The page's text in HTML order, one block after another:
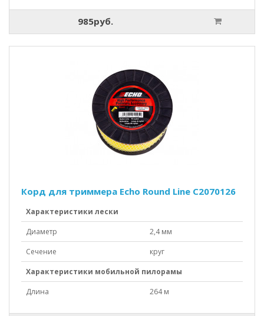
985руб.
Корд для триммера Echo Round Line C2070126
Характеристики лески
Диаметр
2,4 мм
Сечение
круг
Характеристики мобильной пилорамы
Длина
264 м